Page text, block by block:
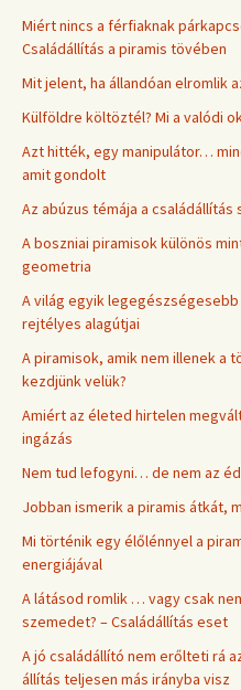
Miért nincs a férfiaknak
Családállítás a piramis tövében
Mit jelent, ha állandóan elromlik
Külföldre költöztél? Mi a valódi
Azt hitték, egy manipulátor…
amit gondolt
Az abúzus témája a családállítás
A boszniai piramisok különös
geometria
A világ egyik
rejtélyes alagútjai
A piramisok, amik nem illenek a
kezdjünk velük?
Amiért az életed hirtelen
ingázás
Nem tud lefogyni… de nem az
Jobban ismerik a piramis átkát,
Mi történik egy élőlénnyel a
energiájával
A látásod romlik … vagy csak
szemedet? – Családállítás eset
A jó családállító nem erőlteti rá
állítás teljesen más irányba visz